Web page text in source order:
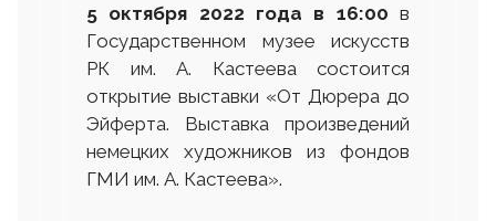
5 октября 2022 года в 16:00 в
Государственном музее искусств
РК им. А. Кастеева состоится
открытие выставки «От Дюрера до
Эйферта. Выставка произведений
немецких художников из фондов
ГМИ им. А. Кастеева».